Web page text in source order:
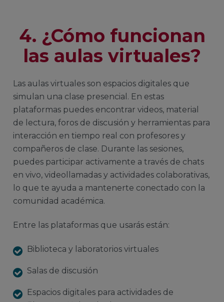
4. ¿Cómo funcionan
las aulas virtuales?
Las aulas virtuales son espacios digitales que
simulan una clase presencial. En estas
plataformas puedes encontrar videos, material
de lectura, foros de discusión y herramientas para
interacción en tiempo real con profesores y
compañeros de clase. Durante las sesiones,
puedes participar activamente a través de chats
en vivo, videollamadas y actividades colaborativas,
lo que te ayuda a mantenerte conectado con la
comunidad académica.
Entre las plataformas que usarás están:
Biblioteca y laboratorios virtuales
Salas de discusión
Espacios digitales para actividades de